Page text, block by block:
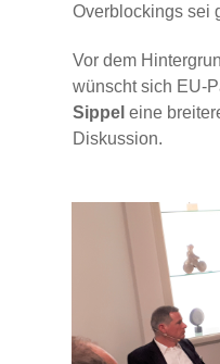
Overblockings sei
Vor dem
wünscht sich EU-
Sippel eine
Diskussion.